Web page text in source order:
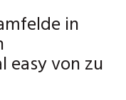
in
easy von zu